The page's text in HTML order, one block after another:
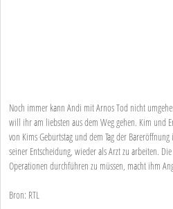
Noch immer kann Andi mit Arnos Tod nicht
will ihr am liebsten aus dem Weg gehen. Kim und
von Kims Geburtstag und dem Tag der
seiner Entscheidung, wieder als Arzt zu arbeiten.
Operationen durchführen zu müssen, macht ihm
Bron: RTL